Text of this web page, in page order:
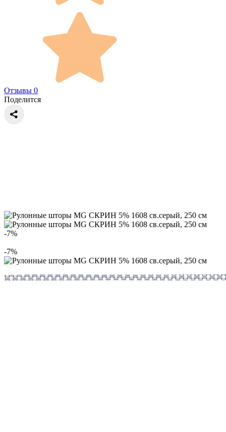
Отзывы 0
Поделится
-7%
-7%